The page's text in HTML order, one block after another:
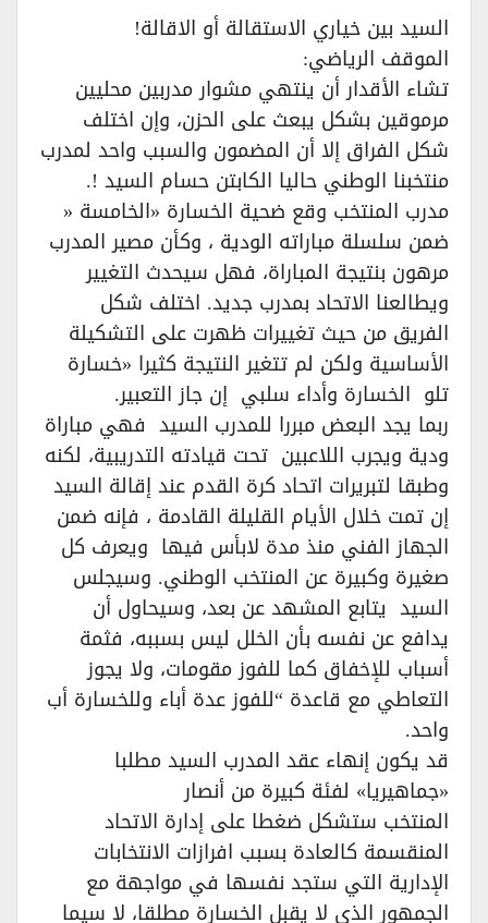
السيد بين خياري الاستقالة أو الاقالة!
الموقف الرياضي:
تشاء الأقدار أن ينتهي مشوار مدربين محليين
مرموقين بشكل يبعث على الحزن، وإن اختلف
شكل الفراق إلا أن المضمون والسبب واحد لمدرب
منتخبنا الوطني حاليا الكابتن حسام السيد !.
مدرب المنتخب وقع ضحية الخسارة «الخامسة «
ضمن سلسلة مباراته الودية ، وكأن مصير المدرب
مرهون بنتيجة المباراة، فهل سيحدث التغيير
ويطالعنا الاتحاد بمدرب جديد. اختلف شكل
الفريق من حيث تغييرات ظهرت على التشكيلة
الأساسية ولكن لم تتغير النتيجة كثيرا «خسارة
تلو الخسارة وأداء سلبي إن جاز التعبير.
ربما يجد البعض مبررا للمدرب السيد فهي مباراة
ودية ويجرب اللاعبين تحت قيادته التدريبية، لكنه
وطبقا لتبريرات اتحاد كرة القدم عند إقالة السيد
إن تمت خلال الأيام القليلة القادمة ، فإنه ضمن
الجهاز الفني منذ مدة لابأس فيها ويعرف كل
صغيرة وكبيرة عن المنتخب الوطني. وسيجلس
السيد يتابع المشهد عن بعد، وسيحاول أن
يدافع عن نفسه بأن الخلل ليس بسببه، فثمة
أسباب للإخفاق كما للفوز مقومات، ولا يجوز
التعاطي مع قاعدة “للفوز عدة أباء وللخسارة أب
واحد.
قد يكون إنهاء عقد المدرب السيد مطلبا
«جماهيريا» لفئة كبيرة من أنصار
المنتخب ستشكل ضغطا على إدارة الاتحاد
المنقسمة كالعادة بسبب افرازات الانتخابات
الإدارية التي ستجد نفسها في مواجهة مع
الجمهور الذي لا يقبل الخسارة مطلقا، لا سيما